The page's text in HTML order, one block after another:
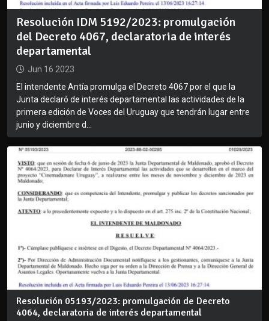
Resolución IDM 5192/2023: promulgación
del Decreto 4067, declaratoria de interés
departamental
Jun 16 2023
El intendente Antía promulga el Decreto 4067 por el que la
Junta declaró de interés departamental las actividades de la
primera edición de Voces del Uruguay que tendrán lugar entre
junio y diciembre d...
Resolución 05193/2023: promulgación de Decreto
4064, declaratoria de interés departamental